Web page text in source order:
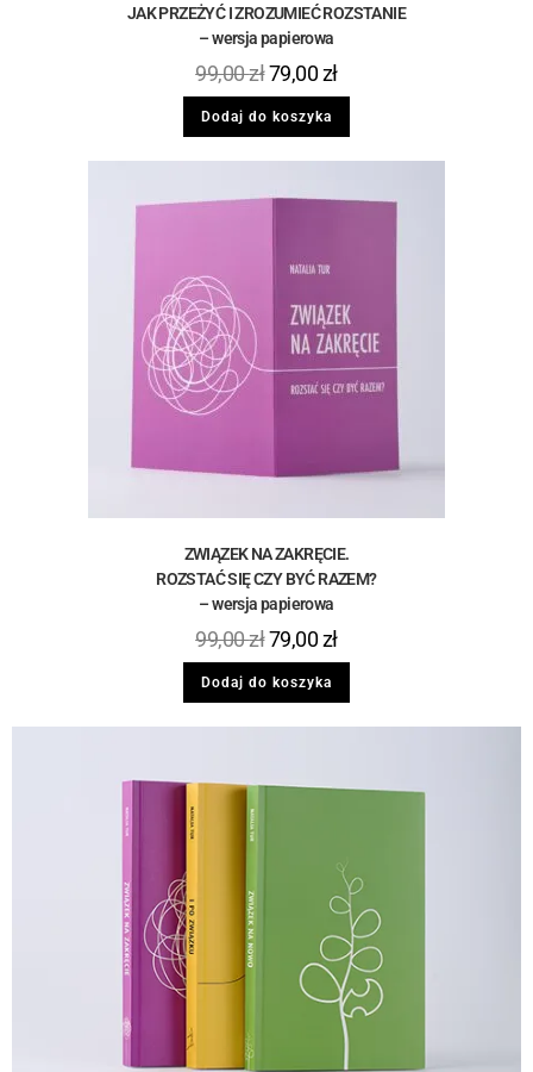
JAK PRZEŻYĆ I ZROZUMIEĆ ROZSTANIE
– wersja papierowa
99,00zł79,00zł
Dodaj do koszyka
ZWIĄZEK NA ZAKRĘCIE.
ROZSTAĆ SIĘ CZY BYĆ RAZEM?
– wersja papierowa
99,00zł79,00zł
Dodaj do koszyka